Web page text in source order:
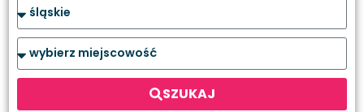
SZUKAJ